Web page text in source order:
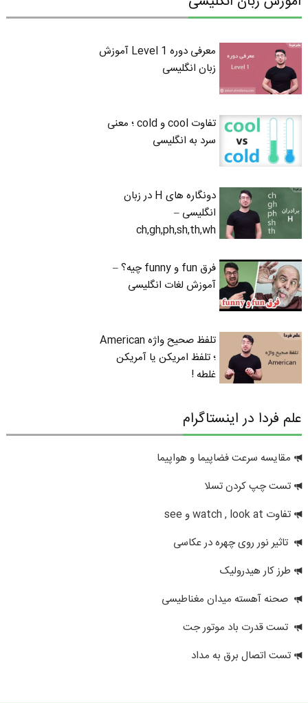
معرفی دوره Level 1 آموزش
زبان انگلیسی
تفاوت cool و cold ؛ معنی
سرد به انگلیسی
دونگاره های H در زبان
انگلیسی –
ch,gh,ph,sh,th,wh
فرق fun و funny چیه؟ –
آموزش لغات انگلیسی
تلفظ صحیح واژه American
؛ تلفظ امریکن یا آمریکن
غلطه !
علم فردا در اینستاگرام
مقایسه سرعت فضاپیما و هواپیما
تست چپ کردن تسلا
تفاوت watch , look at و see
تاثیر نور روی چهره در عکاسی
طرز کار هیدرولیک
صحنه آهسته میدان مغناطیسی
تست قدرت باد موتور جت
تست اتصال برق به مداد